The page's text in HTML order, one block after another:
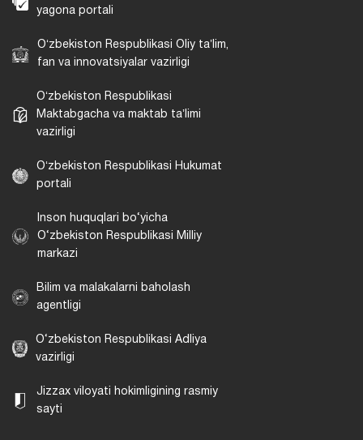
yagona portali
Oʻzbekiston Respublikasi Oliy taʼlim,
fan va innovatsiyalar vazirligi
Oʻzbekiston Respublikasi
Maktabgacha va maktab taʼlimi
vazirligi
Oʻzbekiston Respublikasi Hukumat
portali
Inson huquqlari bo‘yicha
O‘zbekiston Respublikasi Milliy
markazi
Bilim va malakalarni baholash
agentligi
O‘zbekiston Respublikasi Adliya
vazirligi
Jizzax viloyati hokimligining rasmiy
sayti